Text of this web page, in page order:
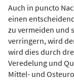
Auch in puncto
einen
zu vermeiden und
verringern, wird
wird dies durch
Veredelung und
Mittel- und